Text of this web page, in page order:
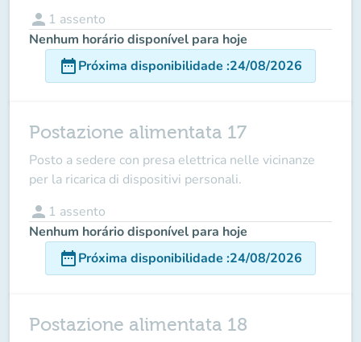
person 1 assento
Nenhum horário disponível para hoje
date_rangePróxima disponibilidade :24/08/2026
Postazione alimentata 17
Posto a sedere con presa elettrica nelle vicinanze
per la ricarica di dispositivi personali.
person 1 assento
Nenhum horário disponível para hoje
date_rangePróxima disponibilidade :24/08/2026
Postazione alimentata 18